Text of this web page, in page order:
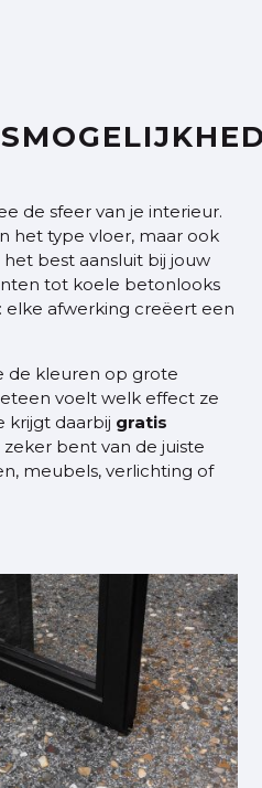
de sfeer van je interieur.
het type vloer, maar ook
best aansluit bij jouw
tot koele betonlooks
elke afwerking creëert een
de kleuren op grote
voelt welk effect ze
krijgt daarbij gratis
zeker bent van de juiste
meubels, verlichting of